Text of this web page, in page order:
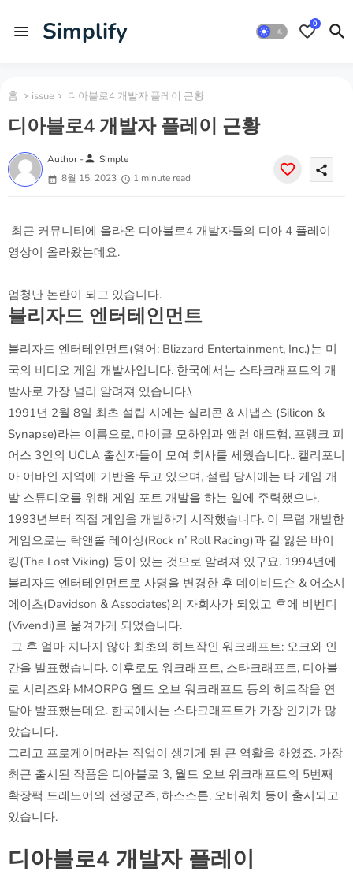
Simplify 0
홈 issue 디아블로4 개발자 플레이 근황
디아블로4 개발자 플레이 근황
Author -person Simple
8월 15, 2023
1 minute read
share
최근 커뮤니티에 올라온 디아블로4 개발자들의 디아 4 플레이
영상이 올라왔는데요.
엄청난 논란이 되고 있습니다.
블리자드 엔터테인먼트
블리자드 엔터테인먼트(영어: Blizzard Entertainment, Inc.)는 미
국의 비디오 게임 개발사입니다. 한국에서는 스타크래프트의 개
발사로 가장 널리 알려져 있습니다.\
1991년 2월 8일 최초 설립 시에는 실리콘 & 시냅스 (Silicon &
Synapse)라는 이름으로, 마이클 모하임과 앨런 애드햄, 프랭크 피
어스 3인의 UCLA 출신자들이 모여 회사를 세웠습니다.. 캘리포니
아 어바인 지역에 기반을 두고 있으며, 설립 당시에는 타 게임 개
발 스튜디오를 위해 게임 포트 개발을 하는 일에 주력했으나,
1993년부터 직접 게임을 개발하기 시작했습니다. 이 무렵 개발한
게임으로는 락앤롤 레이싱(Rock n’ Roll Racing)과 길 잃은 바이
킹(The Lost Viking) 등이 있는 것으로 알려져 있구요. 1994년에
블리자드 엔터테인먼트로 사명을 변경한 후 데이비드슨 & 어소시
에이츠(Davidson & Associates)의 자회사가 되었고 후에 비벤디
(Vivendi)로 옮겨가게 되었습니다.
그 후 얼마 지나지 않아 최초의 히트작인 워크래프트: 오크와 인
간을 발표했습니다. 이후로도 워크래프트, 스타크래프트, 디아블
로 시리즈와 MMORPG 월드 오브 워크래프트 등의 히트작을 연
달아 발표했는데요. 한국에서는 스타크래프트가 가장 인기가 많
았습니다.
그리고 프로게이머라는 직업이 생기게 된 큰 역활을 하였죠. 가장
최근 출시된 작품은 디아블로 3, 월드 오브 워크래프트의 5번째
확장팩 드레노어의 전쟁군주, 하스스톤, 오버워치 등이 출시되고
있습니다.
디아블로4 개발자 플레이